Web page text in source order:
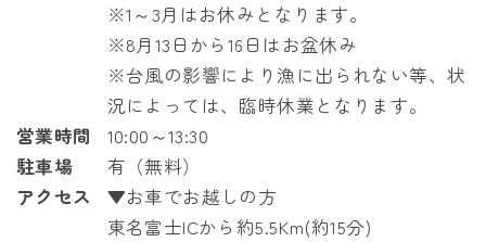
※1～3月はお休みとなります。
※8月13日から16日はお盆休み
※台風の影響により漁に出られない等、状
況によっては、臨時休業となります。
営業時間
10:00～13:30
駐車場
有（無料）
アクセス
▼お車でお越しの方
東名富士ICから約5.5Km(約15分)